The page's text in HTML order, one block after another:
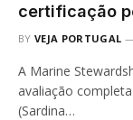
certificação
BY VEJA PORTUGAL
A Marine
avaliação
(Sardina…